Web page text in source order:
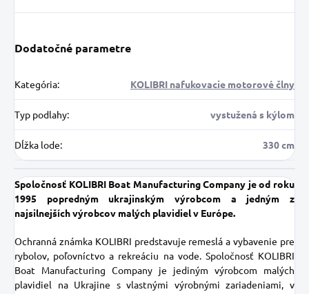
Dodatočné parametre
Kategória: KOLIBRI nafukovacie motorové člny
Typ podlahy: vystužená s kýlom
Dĺžka lode: 330 cm
Spoločnosť KOLIBRI Boat Manufacturing Company je od roku
1995 popredným ukrajinským výrobcom a jedným z
najsilnejších výrobcov malých plavidiel v Európe.
Ochranná známka KOLIBRI predstavuje remeslá a vybavenie pre
rybolov, poľovníctvo a rekreáciu na vode. Spoločnosť KOLIBRI
Boat Manufacturing Company je jediným výrobcom malých
plavidiel na Ukrajine s vlastnými výrobnými zariadeniami, v